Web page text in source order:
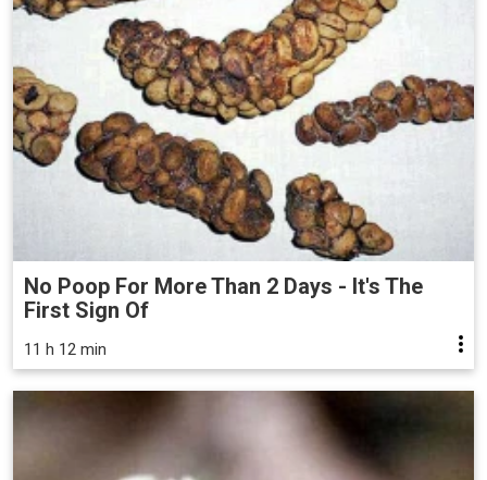
No Poop For More Than 2 Days - It's The
First Sign Of
11 h 12 min